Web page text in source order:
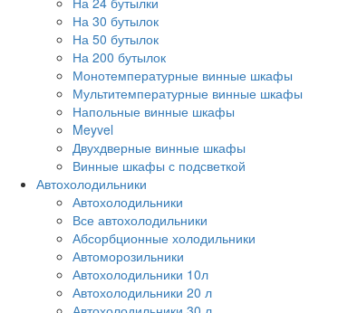
На 30 бутылок
На 50 бутылок
На 200 бутылок
Монотемпературные винные шкафы
Мультитемпературные винные шкафы
Напольные винные шкафы
Meyvel
Двухдверные винные шкафы
Винные шкафы с подсветкой
Автохолодильники
Автохолодильники
Все автохолодильники
Абсорбционные холодильники
Автоморозильники
Автохолодильники 10л
Автохолодильники 20 л